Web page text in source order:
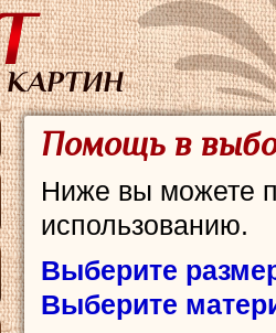
Помощь в
Ниже вы можете
использованию.
Выберите
Выберите